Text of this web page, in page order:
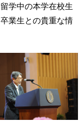
学中の本学在校生
業生との貴重な情